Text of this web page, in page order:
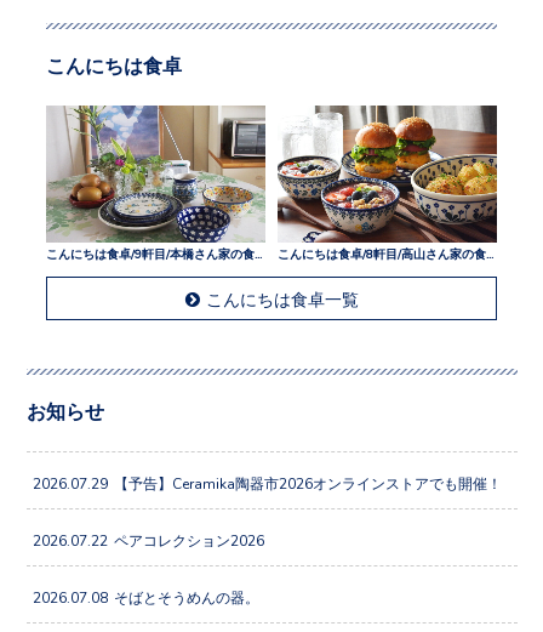
こんにちは食卓
こんにちは食卓/9軒目/本橋さん家の食卓
こんにちは食卓一覧
お知らせ
2026.07.29 【予告】Ceramika陶器市2026オンラインストアでも開催！
2026.07.22 ペアコレクション2026
2026.07.08 そばとそうめんの器。